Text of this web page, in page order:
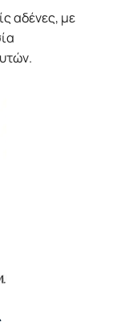
αδένες, με